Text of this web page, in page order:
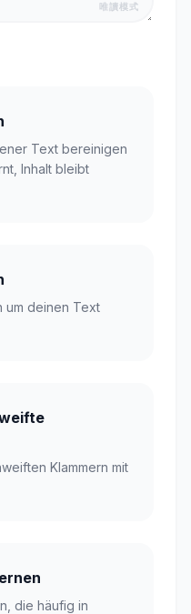
唯讀模式
Text bereinigen
Inhalt bleibt
um deinen Text
Klammern mit
die häufig in